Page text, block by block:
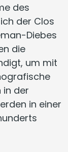
des
der Clos
Diebes
die
um mit
in der
in einer